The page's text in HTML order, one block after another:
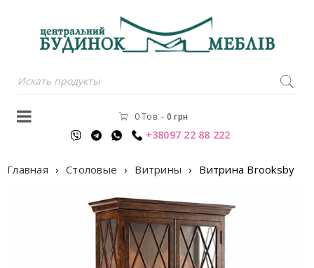
0 Тов. - 0грн
+38097 22 88 222
Главная › Столовые › Витрины › Витрина Brooksby